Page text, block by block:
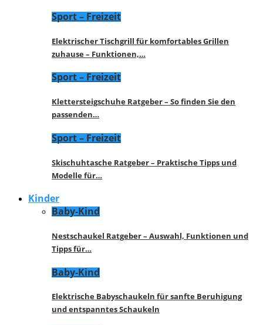
Sport – Freizeit
Elektrischer Tischgrill für komfortables Grillen
zuhause – Funktionen,…
Sport – Freizeit
Klettersteigschuhe Ratgeber – So finden Sie den
passenden…
Sport – Freizeit
Skischuhtasche Ratgeber – Praktische Tipps und
Modelle für…
Kinder
Baby-Kind
Nestschaukel Ratgeber – Auswahl, Funktionen und
Tipps für…
Baby-Kind
Elektrische Babyschaukeln für sanfte Beruhigung
und entspanntes Schaukeln